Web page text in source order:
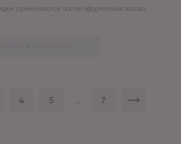
применяются после оформления заказа.
4 5 ... 7